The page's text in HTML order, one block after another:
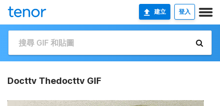
建立 登入
Docttv Thedocttv GIF